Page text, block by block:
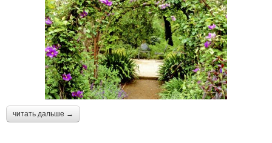
читать дальше →